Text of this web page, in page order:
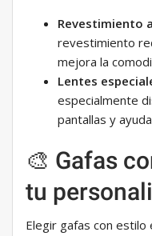
Revestimiento
revestimiento
mejora la
Lentes
especialmente
pantallas y
🎨 Gafas
tu
Elegir gafas con estilo